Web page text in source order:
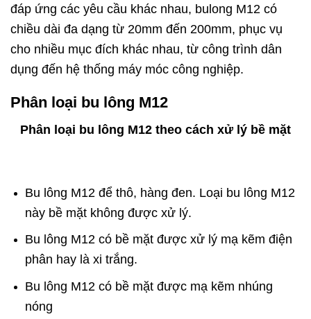
đáp ứng các yêu cầu khác nhau, bulong M12 có
chiều dài đa dạng từ 20mm đến 200mm, phục vụ
cho nhiều mục đích khác nhau, từ công trình dân
dụng đến hệ thống máy móc công nghiệp.
Phân loại bu lông M12
Phân loại bu lông M12 theo cách xử lý bề mặt
Bu lông M12 để thô, hàng đen. Loại bu lông M12
này bề mặt không được xử lý.
Bu lông M12 có bề mặt được xử lý mạ kẽm điện
phân hay là xi trắng.
Bu lông M12 có bề mặt được mạ kẽm nhúng
nóng